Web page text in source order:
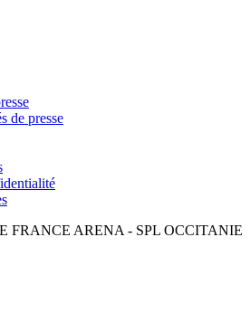
de presse
FRANCE ARENA - SPL OCCITANIE